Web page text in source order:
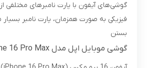
فیزیکی به صورت همزمان، پارت نامبر
بستن
گوشی موبایل اپل مدل iPhone 16 Pro Max